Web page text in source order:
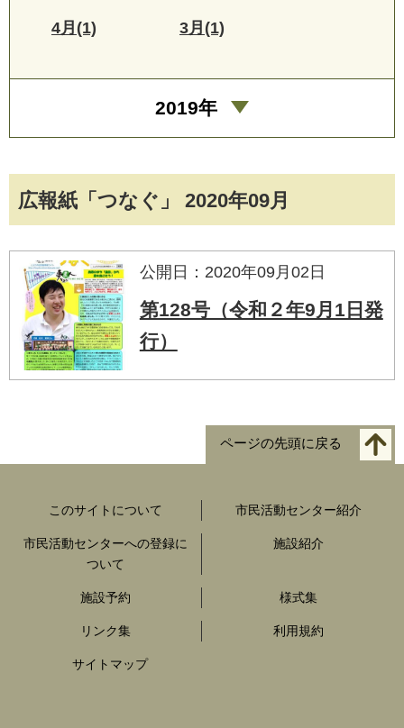
広報紙「つなぐ」 2020年09月
公開日：2020年09月02日
第128号（令和２年9月1日発
行）
4月(1) 3月(1)
2019年
ページの先頭に戻る
このサイトについて 市民活動センター紹介
市民活動センターへの登録に
ついて
施設紹介
施設予約 様式集
リンク集 利用規約
サイトマップ